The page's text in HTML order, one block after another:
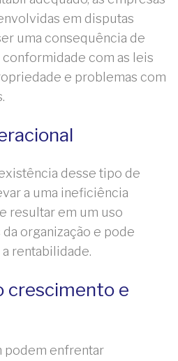
em disputas
uma consequência de
com as leis
e problemas com
desse tipo de
a uma ineficiência
resultar em um uso
organização e pode
rentabilidade.
crescimento e
podem enfrentar